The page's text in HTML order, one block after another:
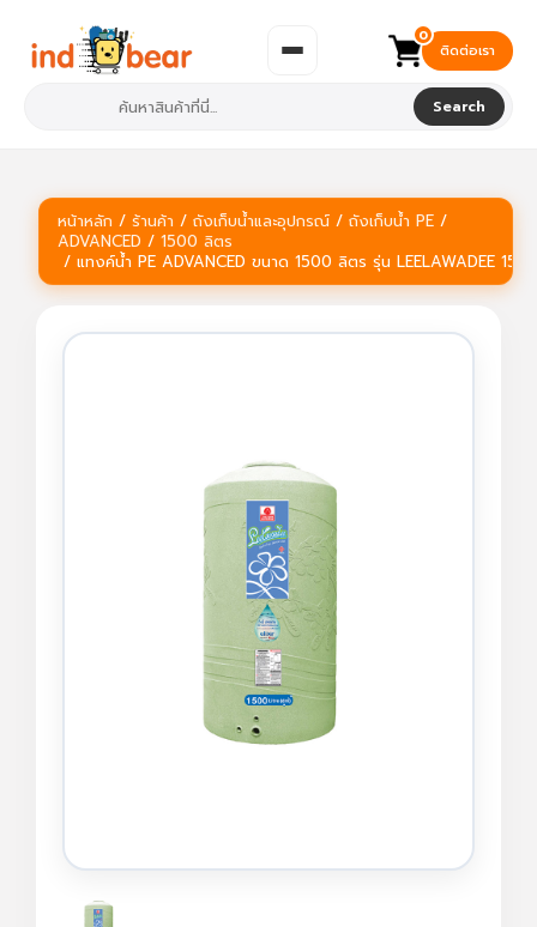
Search
0
ติดต่อเรา
หน้าหลัก / ร้านค้า / ถังเก็บน้ำและอุปกรณ์ / ถังเก็บน้ำ PE /
ADVANCED / 1500 ลิตร
/ แทงค์น้ำ PE ADVANCED ขนาด 1500 ลิตร รุ่น LEELAWADEE 1500